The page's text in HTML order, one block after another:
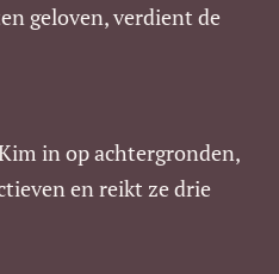
geloven, verdient de
in op achtergronden,
en reikt ze drie